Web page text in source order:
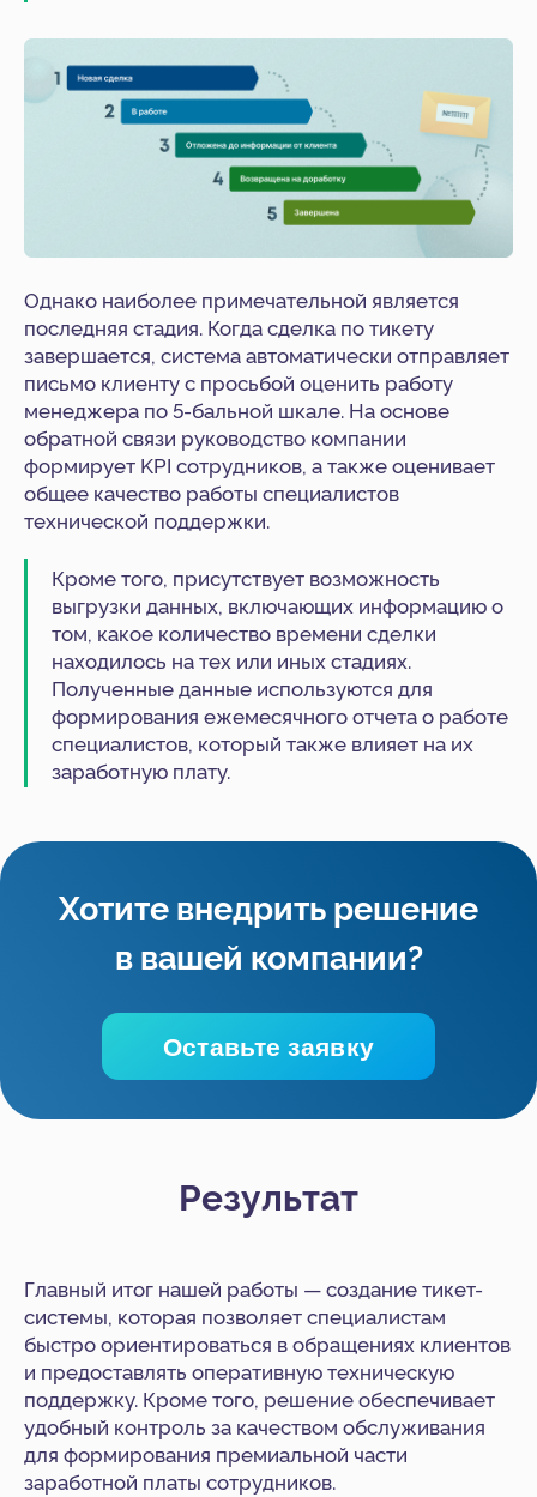
Однако наиболее примечательной является
последняя стадия. Когда сделка по тикету
завершается, система автоматически отправляет
письмо клиенту с просьбой оценить работу
менеджера по 5-бальной шкале. На основе
обратной связи руководство компании
формирует KPI сотрудников, а также оценивает
общее качество работы специалистов
технической поддержки.
Кроме того, присутствует возможность
выгрузки данных, включающих информацию о
том, какое количество времени сделки
находилось на тех или иных стадиях.
Полученные данные используются для
формирования ежемесячного отчета о работе
специалистов, который также влияет на их
заработную плату.
Результат
Главный итог нашей работы — создание тикет-
системы, которая позволяет специалистам
быстро ориентироваться в обращениях клиентов
и предоставлять оперативную техническую
поддержку. Кроме того, решение обеспечивает
удобный контроль за качеством обслуживания
для формирования премиальной части
заработной платы сотрудников.
Нажимая на кнопку, я даюСогласиена обработку
персональных данных в соответствии с
Политикой
Начать сотрудничество
бизнеса для себя и своих
сотрудников
Отправьте заявку, мы свяжемся
с вами в ближайшее время и
обсудим детали вашего вопроса.